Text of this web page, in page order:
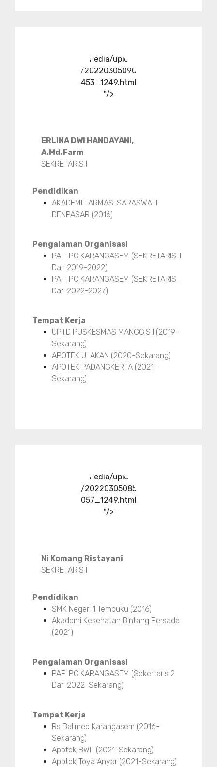
../media/upload
/20220305090
453_1249.html
"/>
ERLINA DWI HANDAYANI,
A.Md.Farm
SEKRETARIS I
Pendidikan
AKADEMI FARMASI SARASWATI
DENPASAR (2016)
Pengalaman Organisasi
PAFI PC KARANGASEM (SEKRETARIS II
Dari 2019-2022)
PAFI PC KARANGASEM (SEKRETARIS I
Dari 2022-2027)
Tempat Kerja
UPTD PUSKESMAS MANGGIS I (2019-
Sekarang)
APOTEK ULAKAN (2020-Sekarang)
APOTEK PADANGKERTA (2021-
Sekarang)
../media/upload
/20220305085
057_1249.html
"/>
Ni Komang Ristayani
SEKRETARIS II
Pendidikan
SMK Negeri 1 Tembuku (2016)
Akademi Kesehatan Bintang Persada
(2021)
Pengalaman Organisasi
PAFI PC KARANGASEM (Sekertaris 2
Dari 2022-Sekarang)
Tempat Kerja
Rs Balimed Karangasem (2016-
Sekarang)
Apotek BWF (2021-Sekarang)
Apotek Toya Anyar (2021-Sekarang)